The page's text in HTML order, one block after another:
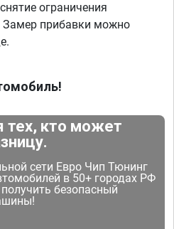
ограничения
Замер прибавки можно
кто может
сети Евро Чип Тюнинг
в 50+ городах РФ
безопасный